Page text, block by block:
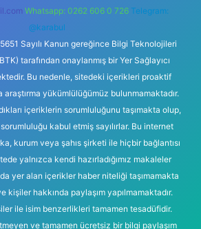
Whatsapp: 0262 606 0 726 Telegram:
@karabul
Sayılı Kanun gereğince Bilgi Teknolojileri
tarafından onaylanmış bir Yer Sağlayıcı
Bu nedenle, sitedeki içerikleri proaktif
yükümlülüğümüz bulunmamaktadır.
içeriklerin sorumluluğunu taşımakta olup,
kabul etmiş sayılırlar. Bu internet
kurum veya şahıs şirketi ile hiçbir bağlantısı
yalnızca kendi hazırladığımız makaleler
yer alan içerikler haber niteliği taşımamakta
kişiler hakkında paylaşım yapılmamaktadır.
ile isim benzerlikleri tamamen tesadüfidir.
ve tamamen ücretsiz bir bilgi paylaşım